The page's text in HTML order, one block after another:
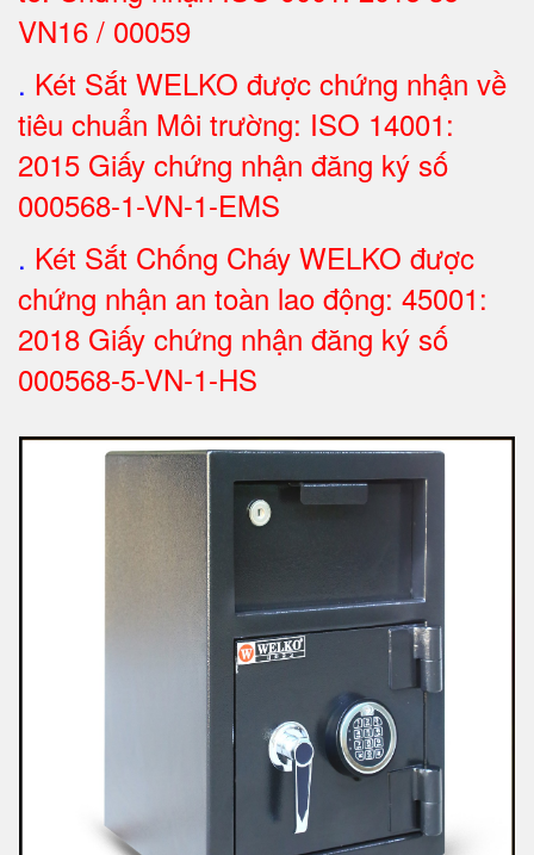
VN16 / 00059
. Két Sắt WELKO được chứng nhận về
tiêu chuẩn Môi trường: ISO 14001:
2015 Giấy chứng nhận đăng ký số
000568-1-VN-1-EMS
. Két Sắt Chống Cháy WELKO được
chứng nhận an toàn lao động: 45001:
2018 Giấy chứng nhận đăng ký số
000568-5-VN-1-HS